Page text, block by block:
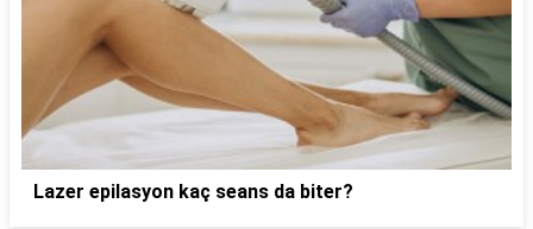
Lazer epilasyon kaç seans da biter?